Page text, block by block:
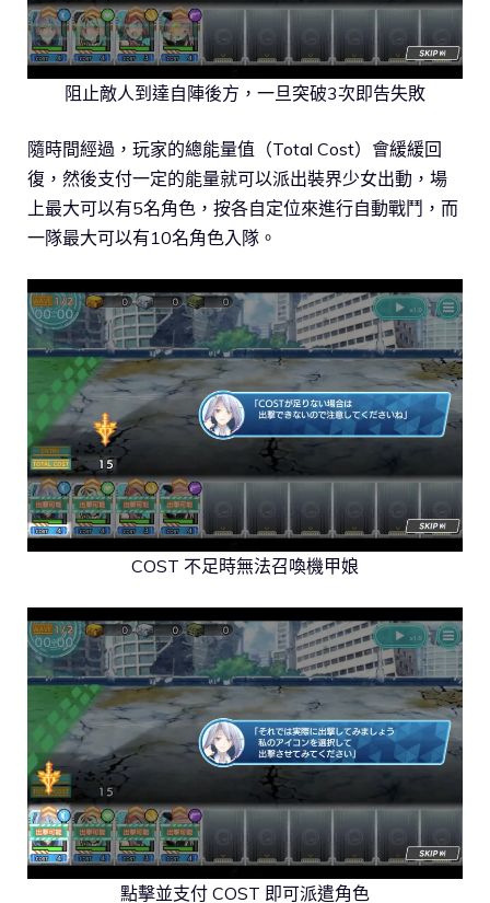
阻止敵人到達自陣後方，一旦突破3次即告失敗
隨時間經過，玩家的總能量值（Total Cost）會緩緩回
復，然後支付一定的能量就可以派出裝界少女出動，場
上最大可以有5名角色，按各自定位來進行自動戰鬥，而
一隊最大可以有10名角色入隊。
COST 不足時無法召喚機甲娘
點擊並支付 COST 即可派遣角色